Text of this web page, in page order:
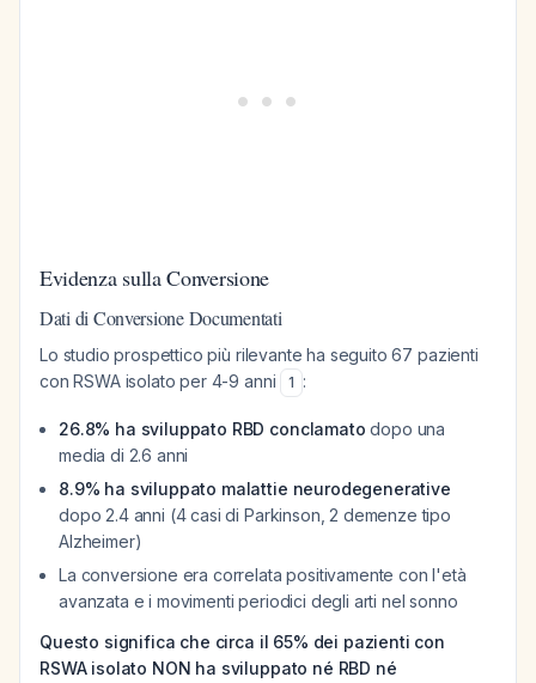
Evidenza sulla Conversione
Dati di Conversione Documentati
Lo studio prospettico più rilevante ha seguito 67 pazienti
con RSWA isolato per 4-9 anni
1 :
26.8% ha sviluppato RBD conclamato dopo una
media di 2.6 anni
8.9% ha sviluppato malattie neurodegenerative
dopo 2.4 anni (4 casi di Parkinson, 2 demenze tipo
Alzheimer)
La conversione era correlata positivamente con l'età
avanzata e i movimenti periodici degli arti nel sonno
Questo significa che circa il 65% dei pazienti con
RSWA isolato NON ha sviluppato né RBD né